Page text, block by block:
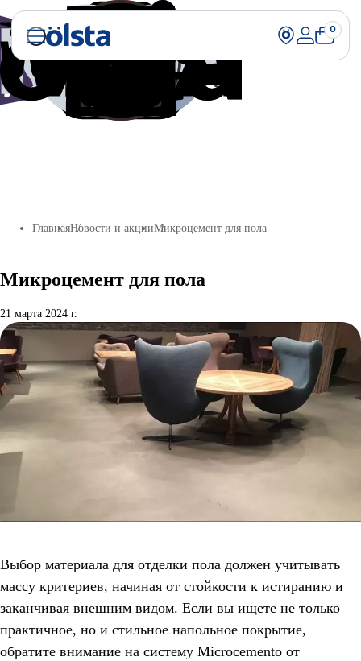
0
ГлавнаяНовости и акцииМикроцемент для пола
21 марта 2024 г.
Микроцемент для пола
Выбор материала для отделки пола должен учитывать
массу критериев, начиная от стойкости к истиранию и
заканчивая внешним видом. Если вы ищете не только
практичное, но и стильное напольное покрытие,
обратите внимание на систему Microcemento от